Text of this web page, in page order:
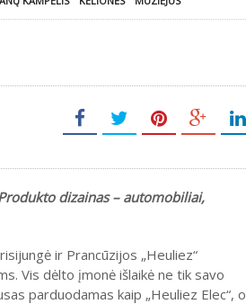
dizainas – automobiliai,
ir Prancūzijos „Heuliez“
Vis dėlto įmonė išlaikė ne tik savo
parduodamas kaip „Heuliez Elec“, o